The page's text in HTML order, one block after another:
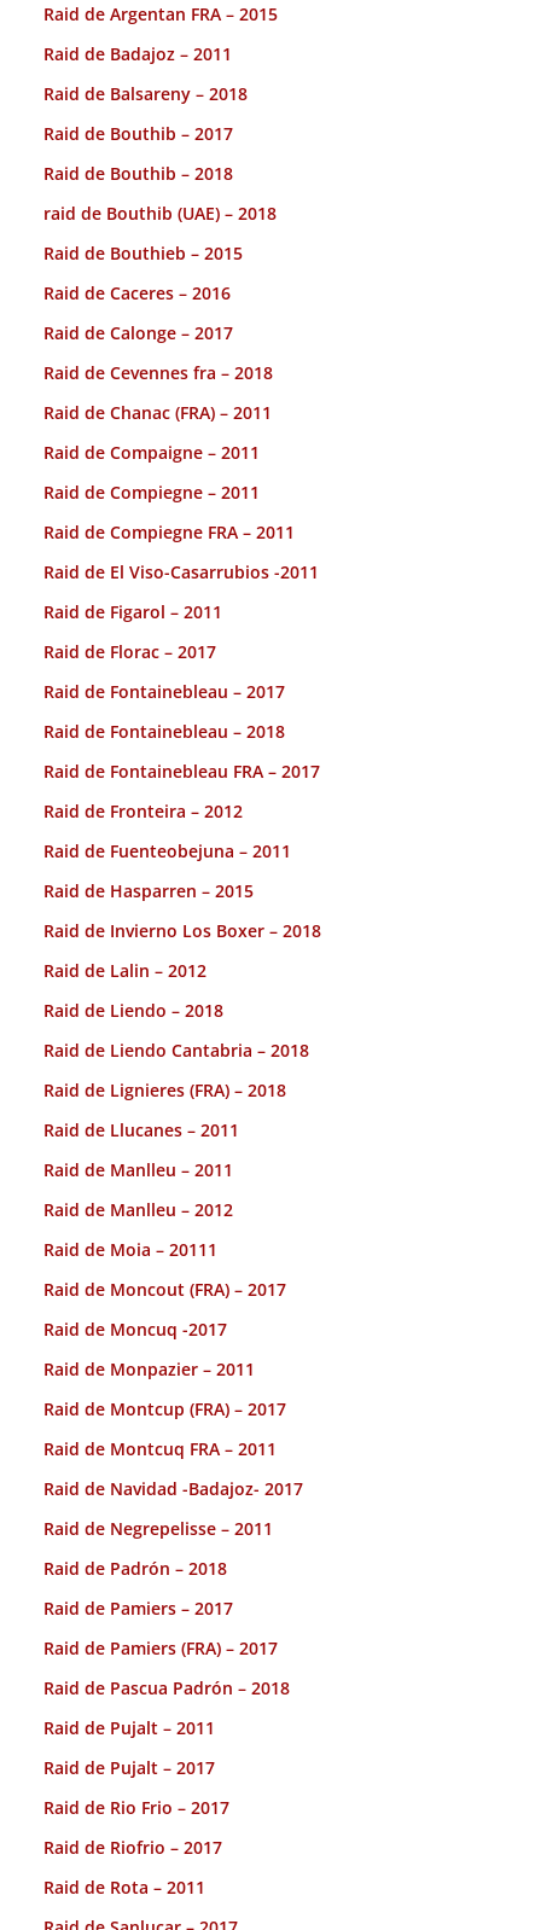
Raid de Argentan FRA – 2015
Raid de Badajoz – 2011
Raid de Balsareny – 2018
Raid de Bouthib – 2017
Raid de Bouthib – 2018
raid de Bouthib (UAE) – 2018
Raid de Bouthieb – 2015
Raid de Caceres – 2016
Raid de Calonge – 2017
Raid de Cevennes fra – 2018
Raid de Chanac (FRA) – 2011
Raid de Compaigne – 2011
Raid de Compiegne – 2011
Raid de Compiegne FRA – 2011
Raid de El Viso-Casarrubios -2011
Raid de Figarol – 2011
Raid de Florac – 2017
Raid de Fontainebleau – 2017
Raid de Fontainebleau – 2018
Raid de Fontainebleau FRA – 2017
Raid de Fronteira – 2012
Raid de Fuenteobejuna – 2011
Raid de Hasparren – 2015
Raid de Invierno Los Boxer – 2018
Raid de Lalin – 2012
Raid de Liendo – 2018
Raid de Liendo Cantabria – 2018
Raid de Lignieres (FRA) – 2018
Raid de Llucanes – 2011
Raid de Manlleu – 2011
Raid de Manlleu – 2012
Raid de Moia – 20111
Raid de Moncout (FRA) – 2017
Raid de Moncuq -2017
Raid de Monpazier – 2011
Raid de Montcup (FRA) – 2017
Raid de Montcuq FRA – 2011
Raid de Navidad -Badajoz- 2017
Raid de Negrepelisse – 2011
Raid de Padrón – 2018
Raid de Pamiers – 2017
Raid de Pamiers (FRA) – 2017
Raid de Pascua Padrón – 2018
Raid de Pujalt – 2011
Raid de Pujalt – 2017
Raid de Rio Frio – 2017
Raid de Riofrio – 2017
Raid de Rota – 2011